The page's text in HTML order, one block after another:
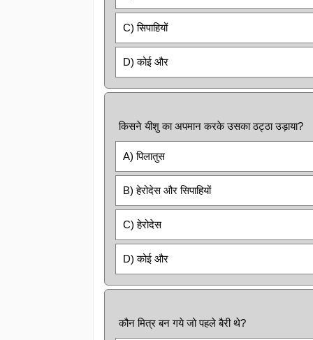
C) सिपाहियों
D) कोई और
किसने यीशु का अपमान करके उसका ठट्ठा उड़ाया?
A) पिलातुस
B) हेरोदेस और सिपाहियों
C) हेरोदेस
D) कोई और
कौन मित्र बन गये जो पहले बैरी थे?